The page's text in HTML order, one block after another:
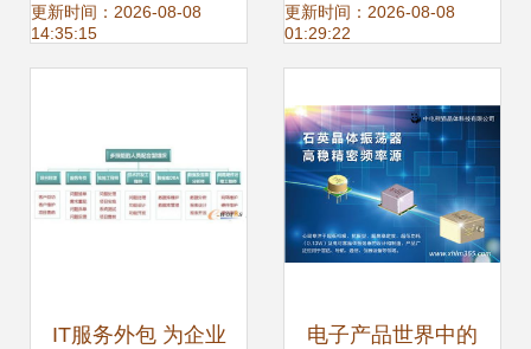
技术服务与开发的
更新时间：2026-08-08
14:35:15
量发展 技术服务与
动
更新时间：2026-08-08
01:29:22
IT服务外包 为企业 电子产品世界中的